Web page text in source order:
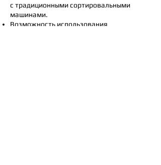
с традиционными сортировальными
машинами.
Возможность использования